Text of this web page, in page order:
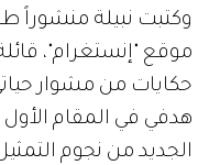
وكتبت نبيلة منشوراً
موقع "إنستغرام"،
حكايات من مشوار
هدفي في المقام الأول
الجديد من نجوم